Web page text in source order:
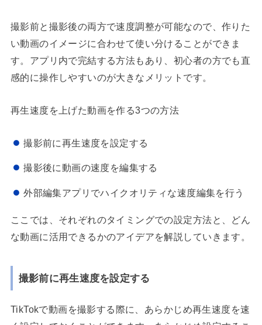
撮影前と撮影後の両方で速度調整が可能なので、作りた
い動画のイメージに合わせて使い分けることができま
す。アプリ内で完結する方法もあり、初心者の方でも直
感的に操作しやすいのが大きなメリットです。
再生速度を上げた動画を作る3つの方法
撮影前に再生速度を設定する
撮影後に動画の速度を編集する
外部編集アプリでハイクオリティな速度編集を行う
ここでは、それぞれのタイミングでの設定方法と、どん
な動画に活用できるかのアイデアを解説していきます。
撮影前に再生速度を設定する
TikTokで動画を撮影する際に、あらかじめ再生速度を速